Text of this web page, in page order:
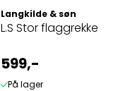
Langkilde & søn
L.S Stor flaggrekke
599,-
På lager